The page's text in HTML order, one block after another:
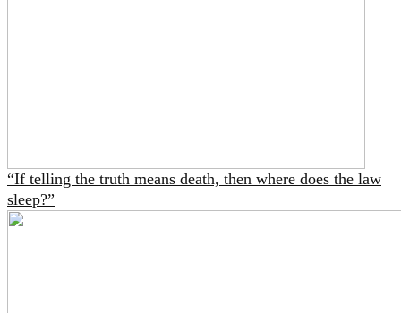
“If telling the truth means death, then where does the law
sleep?”